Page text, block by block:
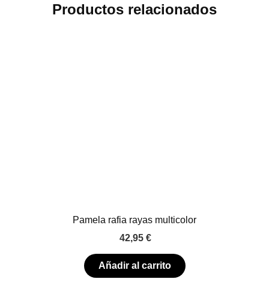
Productos relacionados
Pamela rafia rayas multicolor
42,95 €
Añadir al carrito